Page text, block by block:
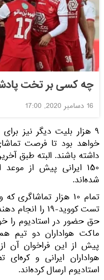
چه کسی بر تخت
16 دسامبر 2020, 17:00
۹ هزار بلیت دیگر نیز
خواهد بود تا فرصت
داشته باشند. البته طبق
۱۵۰ ایرانی پیش از
شده‌اند.
تمام ۱۰ هزار
تست کووید-۱۹
ماکت هواداران دو تیم
هواداران ایرانی و
استادیوم ارسال کرده‌اند.